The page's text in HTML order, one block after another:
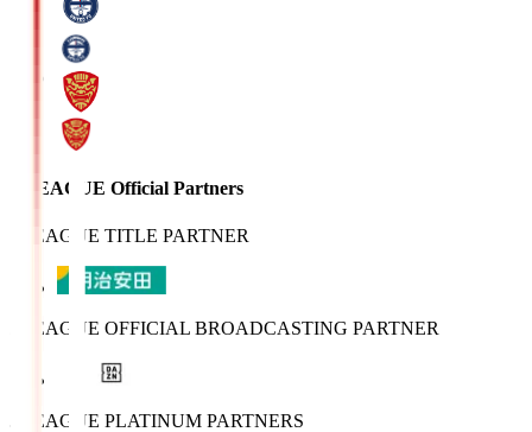
J.LEAGUE Official Partners
J.LEAGUE TITLE PARTNER
J.LEAGUE OFFICIAL BROADCASTING PARTNER
J.LEAGUE PLATINUM PARTNERS